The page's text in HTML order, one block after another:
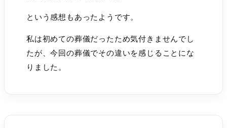
という感想もあったようです。
私は初めての葬儀だったため気付きませんでし
たが、今回の葬儀でその違いを感じることにな
りました。